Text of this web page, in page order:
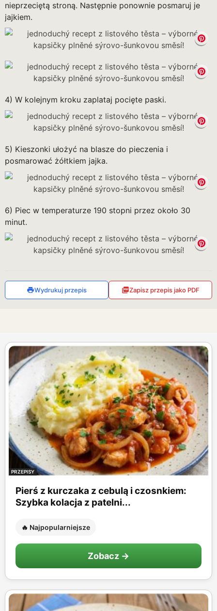
nieprzeciętą stroną. Następnie ponownie posmaruj je
jajkiem.
4) W kolejnym kroku zaplataj pocięte paski.
5) Kieszonki ułożyć na blasze do pieczenia i
posmarować żółtkiem jajka.
6) Piec w temperaturze 190 stopni przez około 30
minut.
Wydrukuj przepis Zapisz przepis jako PDF
PRZEPISY
Pierś z kurczaka z cebulą i czosnkiem:
Szybka kolacja z patelni...
🔥 Najpopularniejsze
Zobacz →